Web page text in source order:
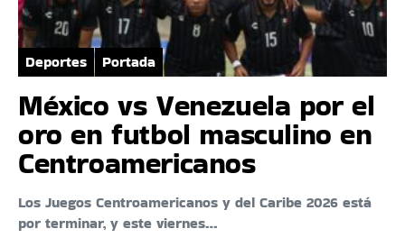
Deportes Portada
México vs Venezuela por el
oro en futbol masculino en
Centroamericanos
Los Juegos Centroamericanos y del Caribe 2026 está
por terminar, y este viernes…